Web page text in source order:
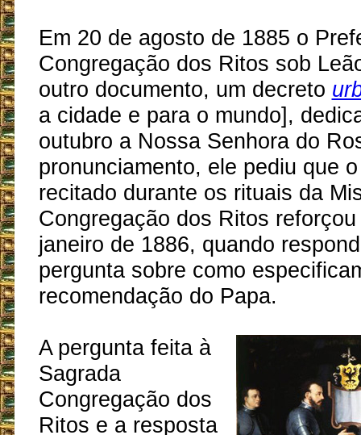
Em 20 de agosto de 1885 o
Congregação dos Ritos sob
outro documento, um decreto
a cidade e para o mundo],
outubro a Nossa Senhora do
pronunciamento, ele pediu que
recitado durante os rituais da
Congregação dos Ritos
janeiro de 1886, quando
pergunta sobre como
recomendação do Papa.
A pergunta feita à
Sagrada
Congregação dos
Ritos e a resposta